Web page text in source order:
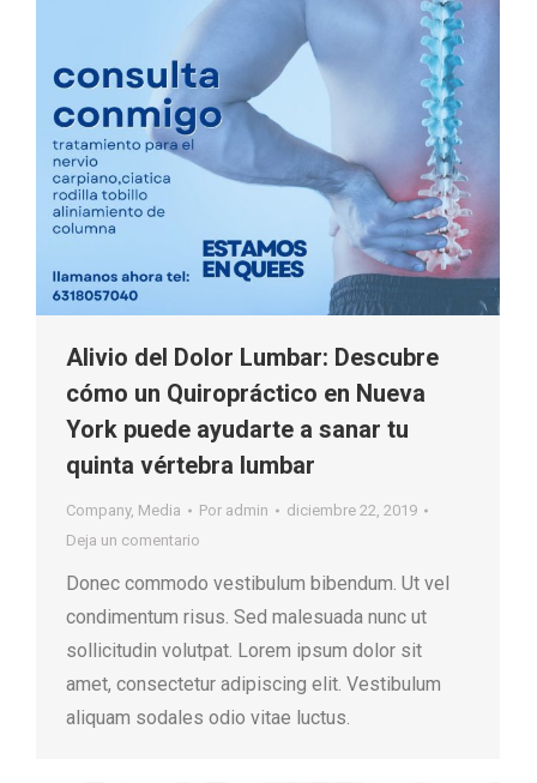
Alivio del Dolor Lumbar: Descubre
cómo un Quiropráctico en Nueva
York puede ayudarte a sanar tu
quinta vértebra lumbar
Company, Media Por admin
diciembre 22, 2019
Deja un comentario
Donec commodo vestibulum bibendum. Ut vel
condimentum risus. Sed malesuada nunc ut
sollicitudin volutpat. Lorem ipsum dolor sit
amet, consectetur adipiscing elit. Vestibulum
aliquam sodales odio vitae luctus.